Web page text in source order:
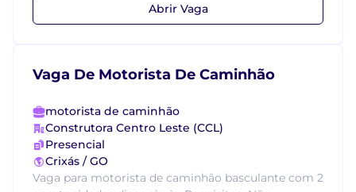
Abrir Vaga
Vaga De Motorista De Caminhão
motorista de caminhão
Construtora Centro Leste (CCL)
Presencial
Crixás / GO
Vaga para motorista de caminhão basculante com 2